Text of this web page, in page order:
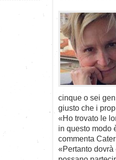
cinque o sei
giusto che i
«Ho trovato le
in questo modo
commenta
«Pertanto dovrà